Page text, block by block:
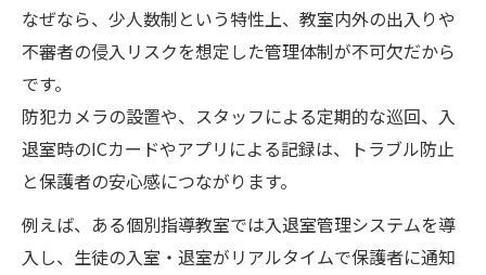
なぜなら、少人数制という特性上、教室内外の出入りや
不審者の侵入リスクを想定した管理体制が不可欠だから
です。
防犯カメラの設置や、スタッフによる定期的な巡回、入
退室時のICカードやアプリによる記録は、トラブル防止
と保護者の安心感につながります。
例えば、ある個別指導教室では入退室管理システムを導
入し、生徒の入室・退室がリアルタイムで保護者に通知